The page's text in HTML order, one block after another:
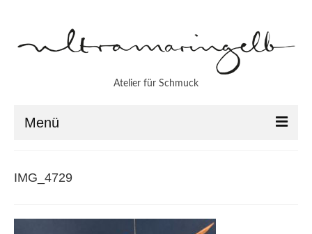
Atelier für Schmuck
Menü
Werkstatt
IMG_4729